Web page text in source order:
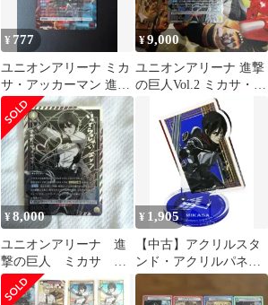
¥ 777
ユニオンアリーナ ミカ
サ・アッカーマン 進撃
の巨人
¥9,000
ユニオンアリーナ 進撃
の巨人Vol.2 ミカサ・ア
ッカーマン 星2 パラレ
¥8,000
ユニオンアリーナ 進
撃の巨人 ミカサ
SR パラレル サイン
¥ 1,905
【中古】アクリルスタ
ンド・アクリルパネル
ミカサ・アッカーマン
「進撃の巨人 The Final